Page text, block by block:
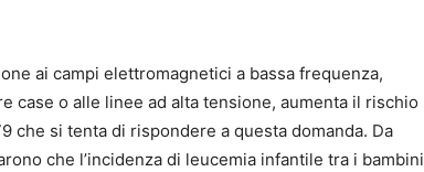
ai campi elettromagnetici a bassa frequenza,
case o alle linee ad alta tensione, aumenta il rischio
che si tenta di rispondere a questa domanda. Da
che l’incidenza di leucemia infantile tra i bambini